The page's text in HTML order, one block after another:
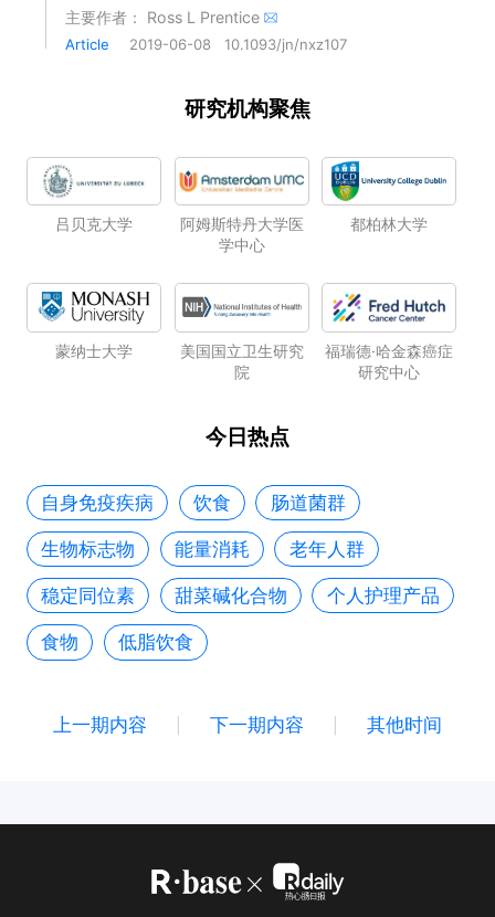
主要作者： Ross L Prentice
Article 2019-06-08 10.1093/jn/nxz107
研究机构聚焦
吕贝克大学
阿姆斯特丹大学医
学中心
都柏林大学
蒙纳士大学
美国国立卫生研究
院
福瑞德·哈金森癌症
研究中心
今日热点
自身免疫疾病 饮食 肠道菌群
生物标志物 能量消耗 老年人群
稳定同位素 甜菜碱化合物 个人护理产品
食物 低脂饮食
上一期内容 下一期内容 其他时间